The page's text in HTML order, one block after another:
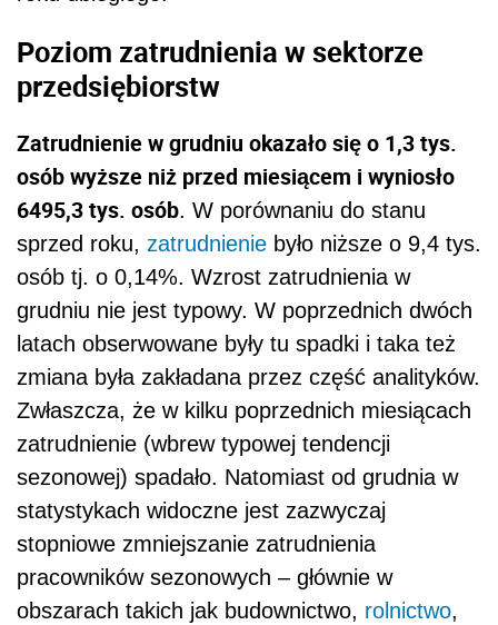
Poziom zatrudnienia w sektorze
przedsiębiorstw
Zatrudnienie w grudniu okazało się o 1,3 tys.
osób wyższe niż przed miesiącem i wyniosło
6495,3 tys. osób. W porównaniu do stanu
sprzed roku, zatrudnienie było niższe o 9,4 tys.
osób tj. o 0,14%. Wzrost zatrudnienia w
grudniu nie jest typowy. W poprzednich dwóch
latach obserwowane były tu spadki i taka też
zmiana była zakładana przez część analityków.
Zwłaszcza, że w kilku poprzednich miesiącach
zatrudnienie (wbrew typowej tendencji
sezonowej) spadało. Natomiast od grudnia w
statystykach widoczne jest zazwyczaj
stopniowe zmniejszanie zatrudnienia
pracowników sezonowych – głównie w
obszarach takich jak budownictwo, rolnictwo,